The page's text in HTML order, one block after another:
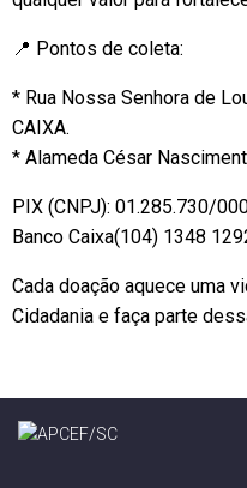
📍 Pontos de coleta:
* Rua Nossa Senhora de
CAIXA.
* Alameda César
PIX (CNPJ): 01.285.730/
Banco Caixa(104) 1348
Cada doação aquece uma
Cidadania e faça parte